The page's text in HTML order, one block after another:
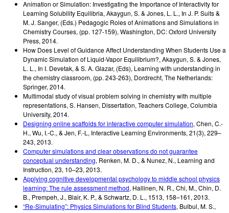
Animation or Simulation: Investigating the Importance of Interactivity for
Learning Solubility Equilibria, Akaygun, S. & Jones, L. L., In J. P. Suits &
M. J. Sanger, (Eds.) Pedagogic Roles of Animations and Simulations in
Chemistry Courses, (pp. 127-159), Washington, DC: Oxford University
Press, 2014.
How Does Level of Guidance Affect Understanding When Students Use a
Dynamic Simulation of Liquid-Vapor Equilibrium?, Akaygun, S. & Jones,
L. L., In I. Devetak, & S. A. Glazar, (Eds), Learning with understanding in
the chemistry classroom, (pp. 243-263), Dordrecht, The Netherlands:
Springer, 2014.
Multimodal study of visual problem solving in chemistry with multiple
representations, S. Hansen, Dissertation, Teachers College, Columbia
University, 2014.
Designing online scaffolds for interactive computer simulation, Chen, C.-
H., Wu, I.-C., & Jen, F.-L , Interactive Learning Environments, 21(3), 229–
243, 2013.
Computer simulations and clear observations do not guarantee
conceptual understanding, Renken, M. D., & Nunez, N., Learning and
Instruction, 23, 10–23, 2013.
Applying cognitive developmental psychology to middle school physics
learning: The rule assessment method, Hallinen, N. R., Chi, M., Chin, D.
B., Prempeh, J., Blair, K. P., & Schwartz, D. L., 1513, 158–161, 2013.
“Re-Simulating”: Physics Simulations for Blind Students, Bulbul, M. S.,